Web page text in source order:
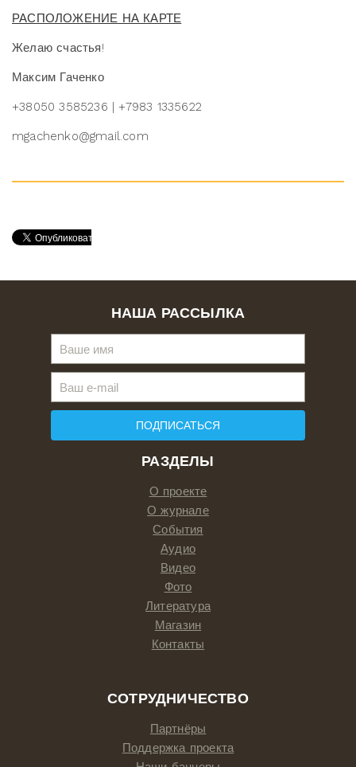
РАСПОЛОЖЕНИЕ НА КАРТЕ
Желаю счастья!
Максим Гаченко
+38050 3585236 | +7983 1335622
mgachenko@gmail.com
РАЗДЕЛЫ
О проекте
О журнале
События
Аудио
Видео
Фото
Литература
Магазин
Контакты
СОТРУДНИЧЕСТВО
Партнёры
Поддержка проекта
НАША РАССЫЛКА
ПОДПИСАТЬСЯ